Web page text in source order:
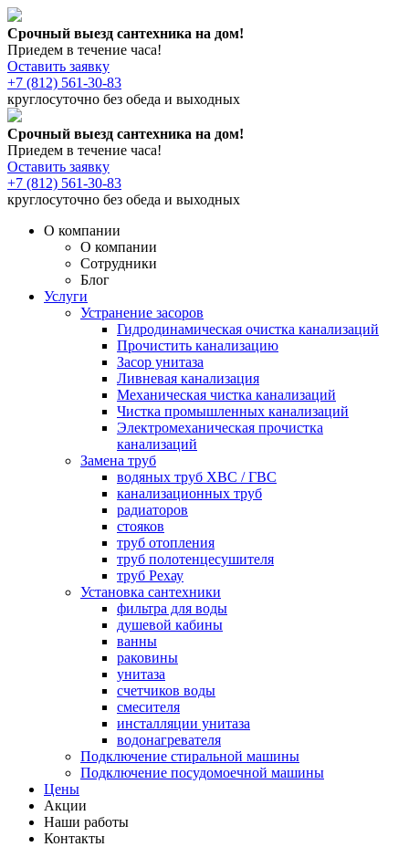
Срочный выезд сантехника на дом!
Приедем в течение часа!
Оставить заявку
+7 (812) 561-30-83
круглосуточно без обеда и выходных
Срочный выезд сантехника на дом!
Приедем в течение часа!
Оставить заявку
+7 (812) 561-30-83
круглосуточно без обеда и выходных
О компании
О компании
Сотрудники
Блог
Услуги
Устранение засоров
Гидродинамическая очистка канализаций
Прочистить канализацию
Засор унитаза
Ливневая канализация
Механическая чистка канализаций
Чистка промышленных канализаций
Электромеханическая прочистка
канализаций
Замена труб
водяных труб ХВС / ГВС
канализационных труб
радиаторов
стояков
труб отопления
труб полотенцесушителя
труб Рехау
Установка сантехники
фильтра для воды
душевой кабины
ванны
раковины
унитаза
счетчиков воды
смесителя
инсталляции унитаза
водонагревателя
Подключение стиральной машины
Подключение посудомоечной машины
Цены
Акции
Наши работы
Контакты